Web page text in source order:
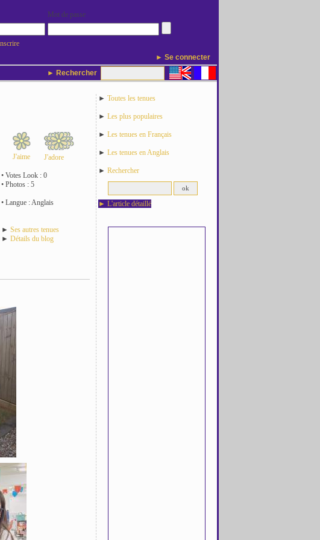
Mot de passe
► Se connecter
► Rechercher
J'aime J'adore
• Votes Look : 0
• Photos : 5
• Langue : Anglais
► Ses autres tenues
► Détails du blog
► Toutes les tenues
► Les plus populaires
► Les tenues en Français
► Les tenues en Anglais
► Rechercher
► L'article détaillé